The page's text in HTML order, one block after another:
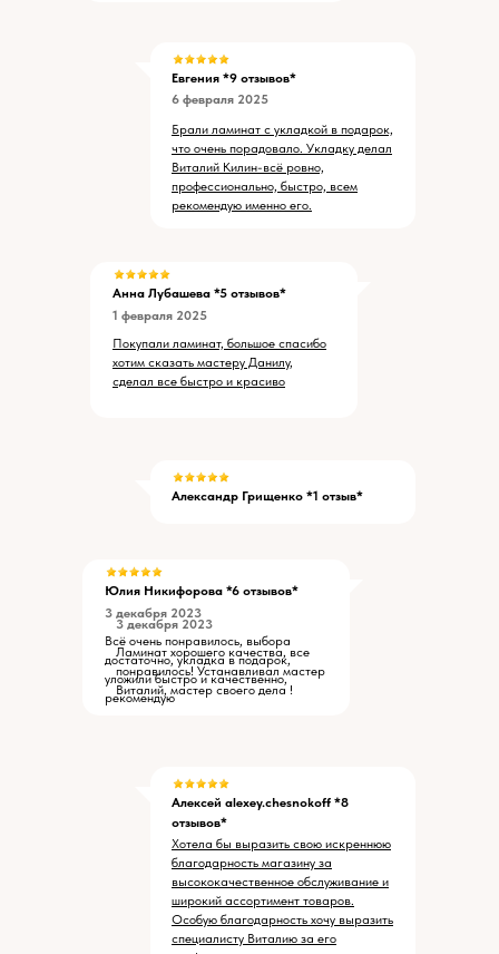
Анна Лубашева *5 отзывов*
1 февраля 2025
Покупали ламинат, большое спасибо
хотим сказать мастеру Данилу,
сделал все быстро и красиво
Евгения *9 отзывов*
Брали ламинат с укладкой в подарок,
что очень порадовало. Укладку делал
Виталий Килин-всё ровно,
профессионально, быстро, всем
рекомендую именно его.
6 февраля 2025
Юлия Никифорова *6 отзывов*
3 декабря 2023
Всё очень понравилось, выбора
достаточно, укладка в подарок,
уложили быстро и качественно,
рекомендую
Александр Грищенко *1 отзыв*
Ламинат хорошего качества, все
понравилось! Устанавливал мастер
Виталий, мастер своего дела !
3 декабря 2023
Алексей alexey.chesnokoff *8
отзывов*
Хотела бы выразить свою искреннюю
благодарность магазину за
высококачественное обслуживание и
широкий ассортимент товаров.
Особую благодарность хочу выразить
специалисту Виталию за его